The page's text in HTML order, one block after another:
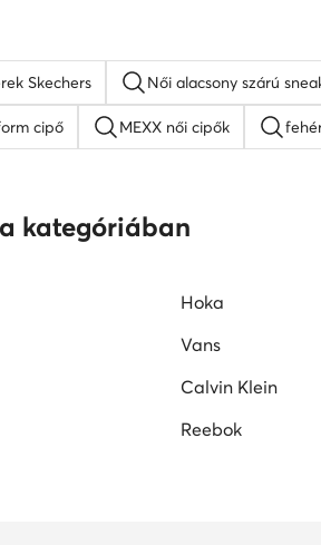
Skechers Női alacsony szárú
cipő MEXX női cipők
tornacipők
kategóriában
Hoka
Vans
Calvin Klein
Reebok